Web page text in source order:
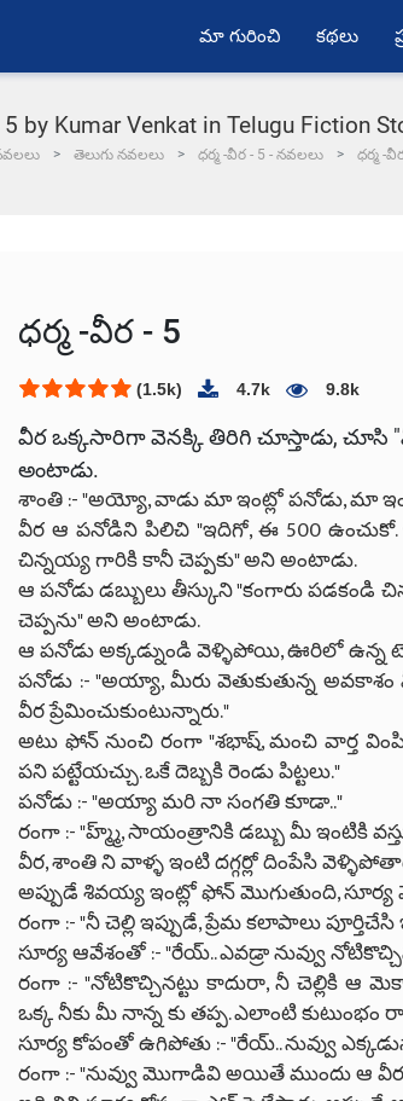
మా గురించి కథలు
5 by Kumar Venkat in Telugu
తెలుగు నవలలు ధర్మ -వీర - 5 - నవలలు ధర్మ -
ధర్మ -వీర - 5
(1.5k) 4.7k 9.8k
వీర ఒక్కసారిగా వెనక్కి తిరిగి చూస్తాడు, చూసి
అంటాడు.
శాంతి :- "అయ్యో, వాడు మా ఇంట్లో పనోడు, మా
వీర ఆ పనోడిని పిలిచి "ఇదిగో, ఈ 500
చిన్నయ్య గారికి కానీ చెప్పకు" అని అంటాడు.
ఆ పనోడు డబ్బులు తీస్కుని "కంగారు పడకండి
చెప్పను" అని అంటాడు.
ఆ పనోడు అక్కడ్నుండి వెళ్ళిపోయి, ఊరిలో ఉన్న
పనోడు :- "అయ్యా, మీరు వెతుకుతున్న
వీర ప్రేమించుకుంటున్నారు."
అటు ఫోన్ నుంచి రంగా "శభాష్, మంచి వార్త
పని పట్టేయచ్చు. ఒకే దెబ్బకి రెండు పిట్టలు."
పనోడు :- "అయ్యా మరి నా సంగతి కూడా.."
రంగా :- "హ్మ్మ్, సాయంత్రానికి డబ్బు మీ ఇంటికి
వీర, శాంతి ని వాళ్ళ ఇంటి దగ్గర్లో దింపేసి
అప్పుడే శివయ్య ఇంట్లో ఫోన్ మొగుతుంది, సూర్య
రంగా :- "నీ చెల్లి ఇప్పుడే, ప్రేమ కలాపాలు
సూర్య ఆవేశంతో :- "రేయ్.. ఎవడ్రా నువ్వు
రంగా :- "నోటికొచ్చినట్టు కాదురా, నీ చెల్లికి ఆ
ఒక్క నీకు మీ నాన్న కు తప్ప. ఎలాంటి కుటుంభం
సూర్య కోపంతో ఉగిపోతు :- "రేయ్.. నువ్వు
రంగా :- "నువ్వు మొగాడివి అయితే ముందు ఆ వీర